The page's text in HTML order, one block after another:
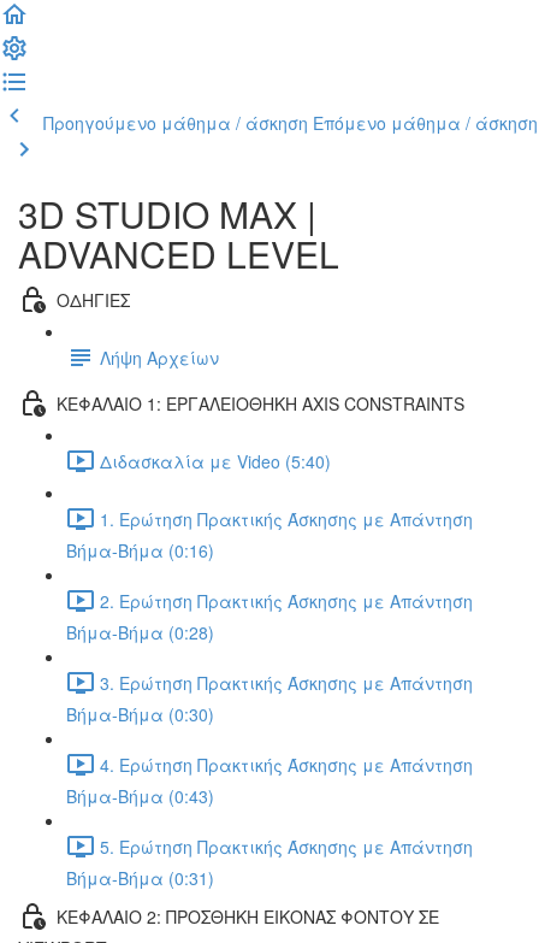
Προηγούμενο μάθημα / άσκηση Επόμενο μάθημα / άσκηση
3D STUDIO MAX |
ADVANCED LEVEL
ΟΔΗΓΙΕΣ
Λήψη Αρχείων
ΚΕΦΑΛΑΙΟ 1: ΕΡΓΑΛΕΙΟΘΗΚΗ AXIS CONSTRAINTS
Διδασκαλία με Video (5:40)
1. Ερώτηση Πρακτικής Άσκησης με Απάντηση
Βήμα-Βήμα (0:16)
2. Ερώτηση Πρακτικής Άσκησης με Απάντηση
Βήμα-Βήμα (0:28)
3. Ερώτηση Πρακτικής Άσκησης με Απάντηση
Βήμα-Βήμα (0:30)
4. Ερώτηση Πρακτικής Άσκησης με Απάντηση
Βήμα-Βήμα (0:43)
5. Ερώτηση Πρακτικής Άσκησης με Απάντηση
Βήμα-Βήμα (0:31)
ΚΕΦΑΛΑΙΟ 2: ΠΡΟΣΘΗΚΗ ΕΙΚΟΝΑΣ ΦΟΝΤΟΥ ΣΕ